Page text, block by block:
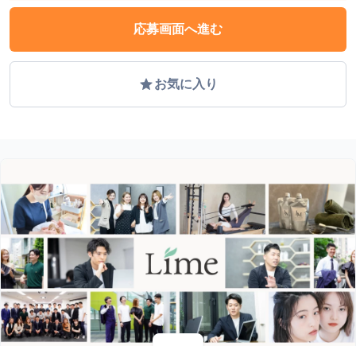
応募画面へ進む
gradeお気に入り